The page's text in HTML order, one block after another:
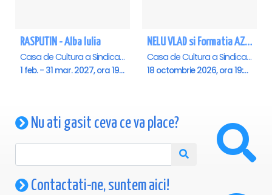
RASPUTIN - Alba Iulia
Casa de Cultura a Sindicatelor , Alba-Iulia
1 feb. - 31 mar. 2027, ora 19:00
NELU VLAD si Formatia AZUR - Turneu Aniversar 50 de ani - Alba Iulia
Casa de Cultura a Sindicatelor , Alba-Iulia
18 octombrie 2026, ora 19:30
Nu ati gasit ceva ce va place?
Contactati-ne, suntem aici!